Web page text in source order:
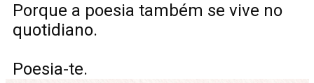
Porque a poesia também se vive no
quotidiano.
Poesia-te.